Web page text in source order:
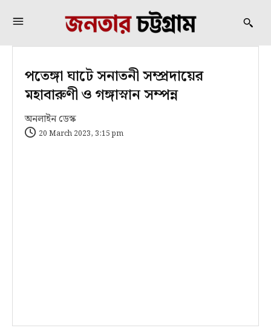
পতেঙ্গা ঘাটে সনাতনী সম্প্রদায়ের
মহাবারুণী ও গঙ্গাস্নান সম্পন্ন
অনলাইন ডেস্ক
20 March 2023, 3:15 pm